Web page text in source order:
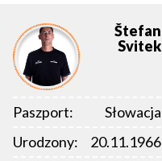
Štefan
Svitek
Paszport:
Słowacja
Urodzony:
20.11.1966